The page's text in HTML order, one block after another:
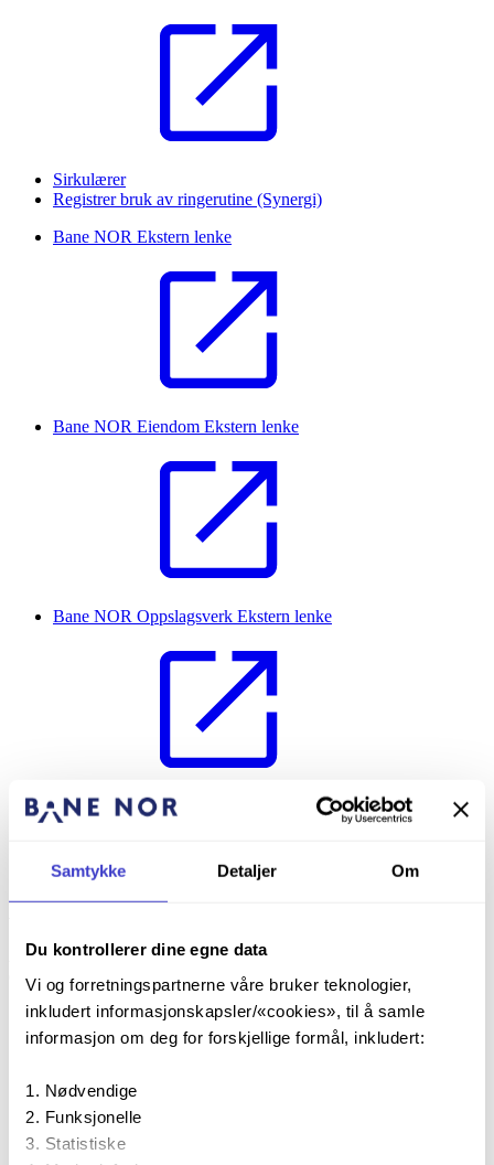
Samtykke Detaljer Om
Du kontrollerer dine egne data
Vi og forretningspartnerne våre bruker teknologier,
inkludert informasjonskapsler/«cookies», til å samle
informasjon om deg for forskjellige formål, inkludert:
Nødvendige
Funksjonelle
Statistiske
Sirkulærer
Registrer bruk av ringerutine (Synergi)
Bane NOR Ekstern lenke
Bane NOR Eiendom Ekstern lenke
Bane NOR Oppslagsverk Ekstern lenke
Operativt regelverk
Aksjonskort
Aksjonskort
Aksjonskortene er en forutbestemt plan for trafikkavvikling når hele
eller deler av en banestrekning har redusert kapasitet.